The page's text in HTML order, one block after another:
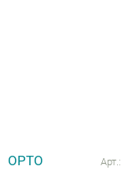
ОРТО Арт.: